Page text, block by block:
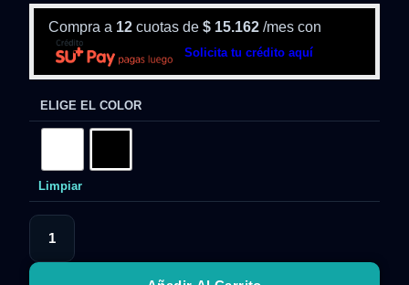
Compra a 12 cuotas de $ 15.162 /mes con
Solicita tu crédito aquí
ELIGE EL COLOR
Limpiar